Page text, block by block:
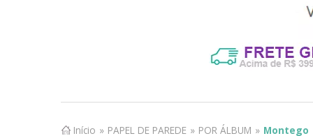
Início » PAPEL DE PAREDE » POR ÁLBUM » Montego